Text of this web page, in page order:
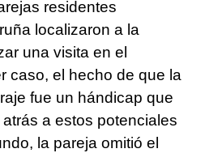
residentes
localizaron a la
una visita en el
caso, el hecho de que la
fue un hándicap que
a estos potenciales
la pareja omitió el